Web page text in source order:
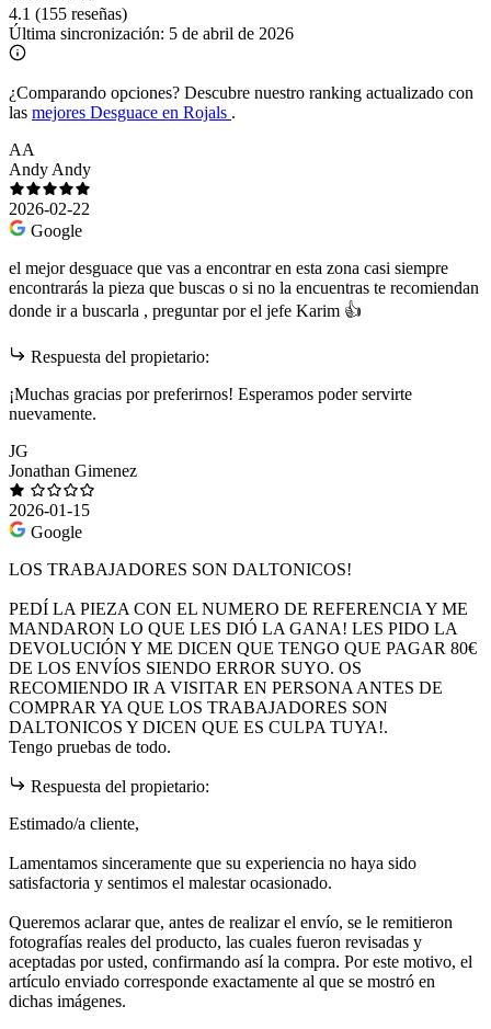
4.1 (155 reseñas)
Última sincronización: 5 de abril de 2026
¿Comparando opciones? Descubre nuestro ranking actualizado con
las mejores Desguace en Rojals .
AA
Andy Andy
2026-02-22
Google
el mejor desguace que vas a encontrar en esta zona casi siempre
encontrarás la pieza que buscas o si no la encuentras te recomiendan
donde ir a buscarla , preguntar por el jefe Karim 👍
Respuesta del propietario:
¡Muchas gracias por preferirnos! Esperamos poder servirte
nuevamente.
JG
Jonathan Gimenez
2026-01-15
Google
LOS TRABAJADORES SON DALTONICOS!
PEDÍ LA PIEZA CON EL NUMERO DE REFERENCIA Y ME
MANDARON LO QUE LES DIÓ LA GANA! LES PIDO LA
DEVOLUCIÓN Y ME DICEN QUE TENGO QUE PAGAR 80€
DE LOS ENVÍOS SIENDO ERROR SUYO. OS
RECOMIENDO IR A VISITAR EN PERSONA ANTES DE
COMPRAR YA QUE LOS TRABAJADORES SON
DALTONICOS Y DICEN QUE ES CULPA TUYA!.
Tengo pruebas de todo.
Respuesta del propietario:
Estimado/a cliente,
Lamentamos sinceramente que su experiencia no haya sido
satisfactoria y sentimos el malestar ocasionado.
Queremos aclarar que, antes de realizar el envío, se le remitieron
fotografías reales del producto, las cuales fueron revisadas y
aceptadas por usted, confirmando así la compra. Por este motivo, el
artículo enviado corresponde exactamente al que se mostró en
dichas imágenes.